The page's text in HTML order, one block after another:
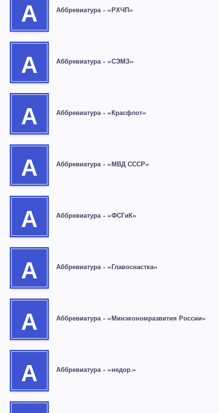
А Аббревиатура – «РХЧП»
А Аббревиатура – «СЭМЗ»
А Аббревиатура – «Красфлот»
А Аббревиатура – «МВД СССР»
А Аббревиатура – «ФСГиК»
А Аббревиатура – «Главоснастка»
А Аббревиатура – «Минэкономразвития России»
А Аббревиатура – «недор.»